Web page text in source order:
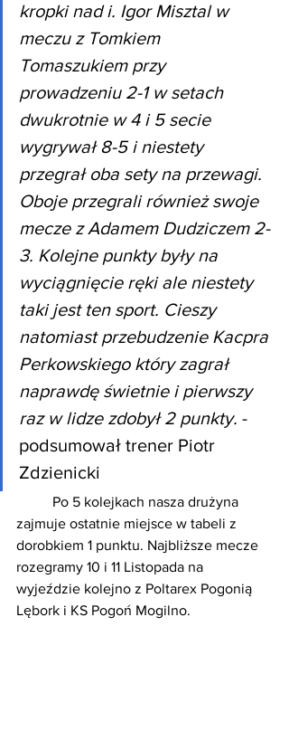
kropki nad i. Igor Misztal w
meczu z Tomkiem
Tomaszukiem przy
prowadzeniu 2-1 w setach
dwukrotnie w 4 i 5 secie
wygrywał 8-5 i niestety
przegrał oba sety na przewagi.
Oboje przegrali również swoje
mecze z Adamem Dudziczem 2-
3. Kolejne punkty były na
wyciągnięcie ręki ale niestety
taki jest ten sport. Cieszy
natomiast przebudzenie Kacpra
Perkowskiego który zagrał
naprawdę świetnie i pierwszy
raz w lidze zdobył 2 punkty. -
podsumował trener Piotr
Zdzienicki
Po 5 kolejkach nasza drużyna
zajmuje ostatnie miejsce w tabeli z
dorobkiem 1 punktu. Najbliższe mecze
rozegramy 10 i 11 Listopada na
wyjeździe kolejno z Poltarex Pogonią
Lębork i KS Pogoń Mogilno.